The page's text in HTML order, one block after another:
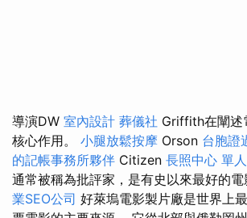
導演DW 室內設計 葬儀社 Griffith在闡述
核心作用。 小腿放鬆按摩 Orson 台胞證
的記帳事務所夥伴 Citizen 長照中心 單
通常被稱為批評家，是有史以來最好的電
業SEO公司 好萊塢電影製片廠是世界上